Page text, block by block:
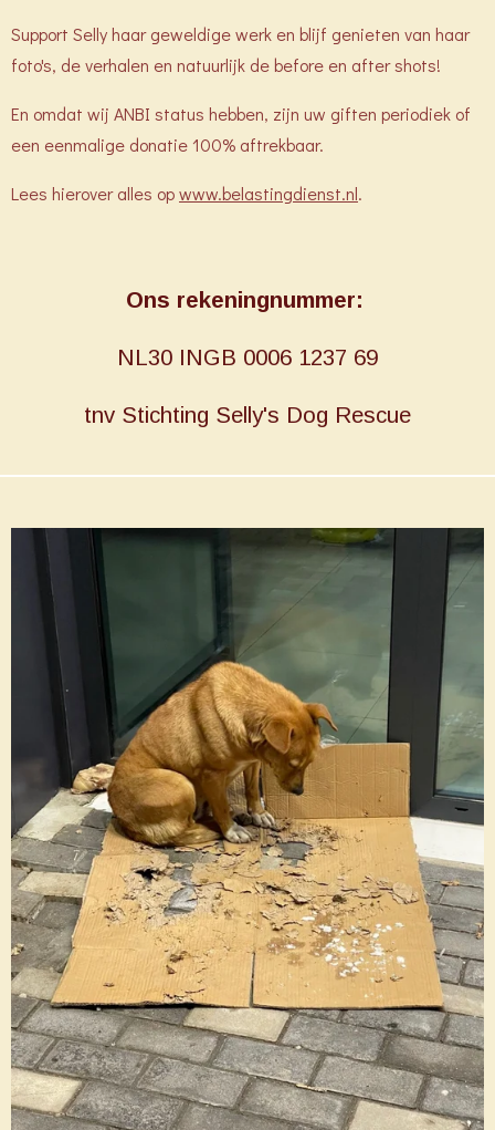
Support Selly haar geweldige werk en blijf genieten van haar
foto's, de verhalen en natuurlijk de before en after shots!
En omdat wij ANBI status hebben, zijn uw giften periodiek of
een eenmalige donatie 100% aftrekbaar.
Lees hierover alles opwww.belastingdienst.nl.
Ons rekeningnummer:
NL30 INGB 0006 1237 69
tnv Stichting Selly's Dog Rescue